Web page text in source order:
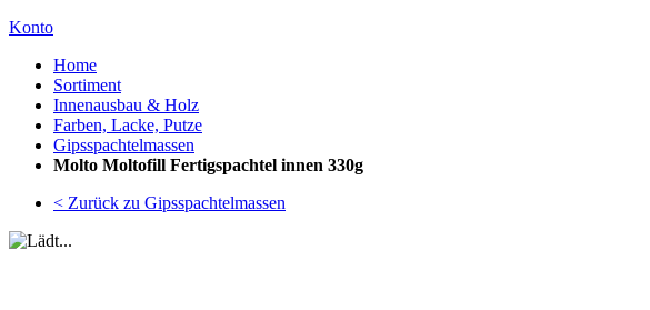
Konto
Home
Sortiment
Innenausbau & Holz
Farben, Lacke, Putze
Gipsspachtelmassen
Molto Moltofill Fertigspachtel innen 330g
< Zurück zu Gipsspachtelmassen